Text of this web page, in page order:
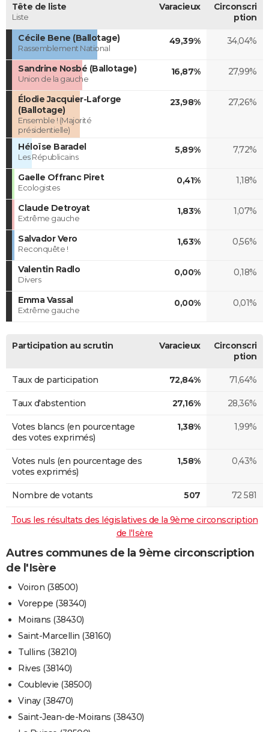
Tête de liste
Liste
Varacieux
Circonscri
ption
Cécile Bene (Ballotage)
Rassemblement National
49,39% 34,04%
Sandrine Nosbé (Ballotage)
Union de la gauche
16,87% 27,99%
Élodie Jacquier-Laforge
(Ballotage)
Ensemble ! (Majorité
présidentielle)
23,98% 27,26%
Héloïse Baradel
Les Républicains
5,89% 7,72%
Gaelle Offranc Piret
Ecologistes
0,41% 1,18%
Claude Detroyat
Extrême gauche
1,83% 1,07%
Salvador Vero
Reconquête !
1,63% 0,56%
Valentin Radlo
Divers
0,00% 0,18%
Emma Vassal
Extrême gauche
0,00% 0,01%
Participation au scrutin Varacieux
Circonscri
ption
Taux de participation 72,84% 71,64%
Taux d'abstention 27,16% 28,36%
Votes blancs (en pourcentage
des votes exprimés)
1,38% 1,99%
Votes nuls (en pourcentage des
votes exprimés)
1,58% 0,43%
Nombre de votants 507 72 581
Tous les résultats des législatives de la 9ème circonscription
de l'Isère
Autres communes de la 9ème circonscription
de l'Isère
Voiron (38500)
Voreppe (38340)
Moirans (38430)
Saint-Marcellin (38160)
Tullins (38210)
Rives (38140)
Coublevie (38500)
Vinay (38470)
Saint-Jean-de-Moirans (38430)